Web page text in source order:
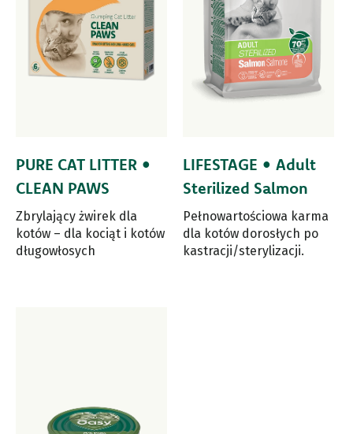
PURE CAT LITTER •
CLEAN PAWS
Zbrylający żwirek dla
kotów – dla kociąt i kotów
długowłosych
LIFESTAGE • Adult
Sterilized Salmon
Pełnowartościowa karma
dla kotów dorosłych po
kastracji/sterylizacji.